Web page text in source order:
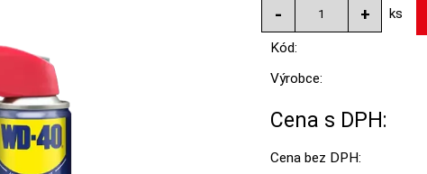
ks
Kód:
Výrobce:
Cena s DPH:
Cena bez DPH: